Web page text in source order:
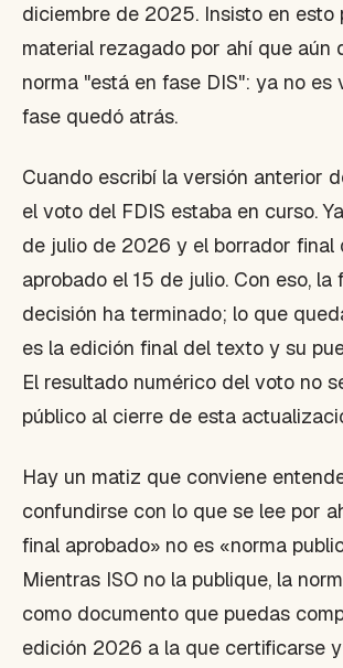
diciembre de 2025. Insisto en esto
material rezagado por ahí que aún
norma "está en fase DIS": ya no es
fase quedó atrás.
Cuando escribí la versión anterior
el voto del FDIS estaba en curso.
de julio de 2026 y el borrador final
aprobado el 15 de julio. Con eso, la
decisión ha terminado; lo que
es la edición final del texto y su
El resultado numérico del voto no
público al cierre de esta
Hay un matiz que conviene
confundirse con lo que se lee por
final aprobado» no es «norma
Mientras ISO no la publique, la
como documento que puedas
edición 2026 a la que certificarse